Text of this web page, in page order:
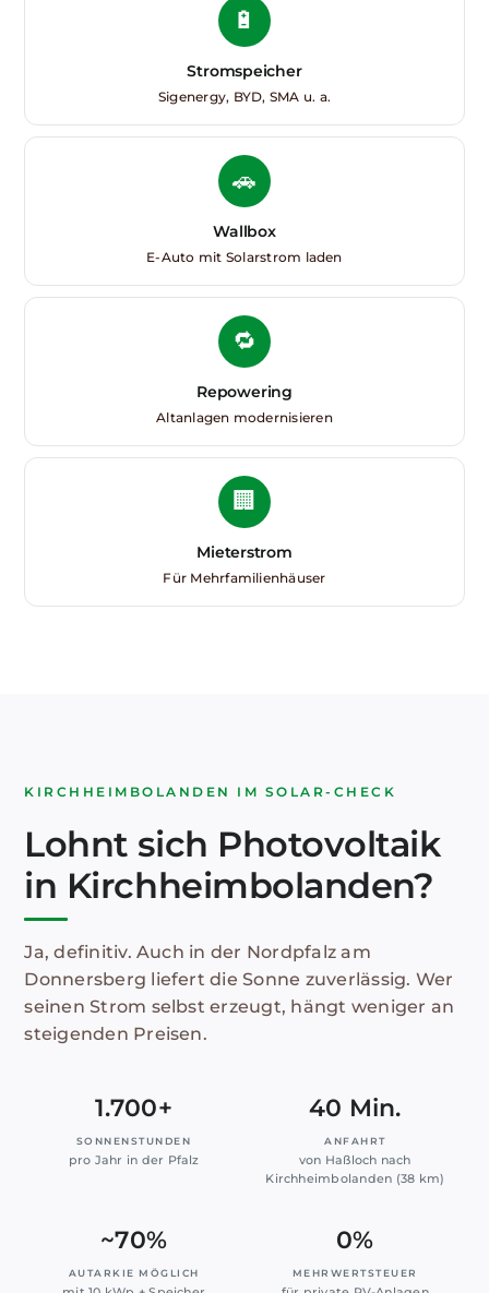
🔋
Stromspeicher
Sigenergy, BYD, SMA u. a.
🚗
Wallbox
E-Auto mit Solarstrom laden
🔁
Repowering
Altanlagen modernisieren
🏢
Mieterstrom
Für Mehrfamilienhäuser
KIRCHHEIMBOLANDEN IM SOLAR-CHECK
Lohnt sich Photovoltaik
in Kirchheimbolanden?
Ja, definitiv. Auch in der Nordpfalz am
Donnersberg liefert die Sonne zuverlässig. Wer
seinen Strom selbst erzeugt, hängt weniger an
steigenden Preisen.
1.700+
SONNENSTUNDEN
pro Jahr in der Pfalz
40 Min.
ANFAHRT
von Haßloch nach
Kirchheimbolanden (38 km)
~70%
AUTARKIE MÖGLICH
0%
MEHRWERTSTEUER